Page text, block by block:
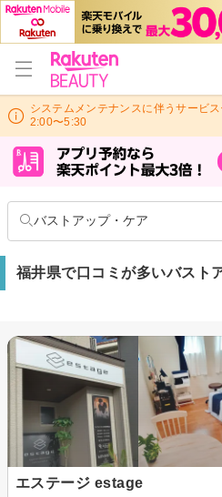
システムメンテナンスに伴うサービ
2:00〜5:30
バストアップ・ケア
福井県で口コミが多いバスト
エステージ estage